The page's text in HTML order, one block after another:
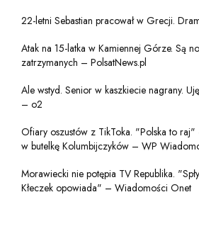
22-letni Sebastian pracował w Grecji.
Atak na 15-latka w Kamiennej Górze. Są
zatrzymanych – PolsatNews.pl
Ale wstyd. Senior w kaszkiecie nagrany.
– o2
Ofiary oszustów z TikToka. "Polska to
w butelkę Kolumbijczyków – WP
Morawiecki nie potępia TV Republika.
Kłeczek opowiada" – Wiadomości Onet